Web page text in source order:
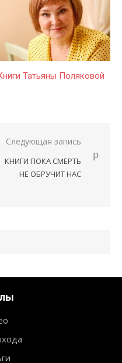
Татьяны Поляковой
Следующая запись
КНИГИ ПОКА СМЕРТЬ
НЕ ОБРУЧИТ НАС